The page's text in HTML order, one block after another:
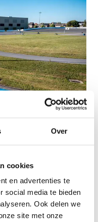
Over
cookies
en advertenties te
social media te bieden
Ook delen we
site met onze
onze
je aanvraag online in.
en nemen snel